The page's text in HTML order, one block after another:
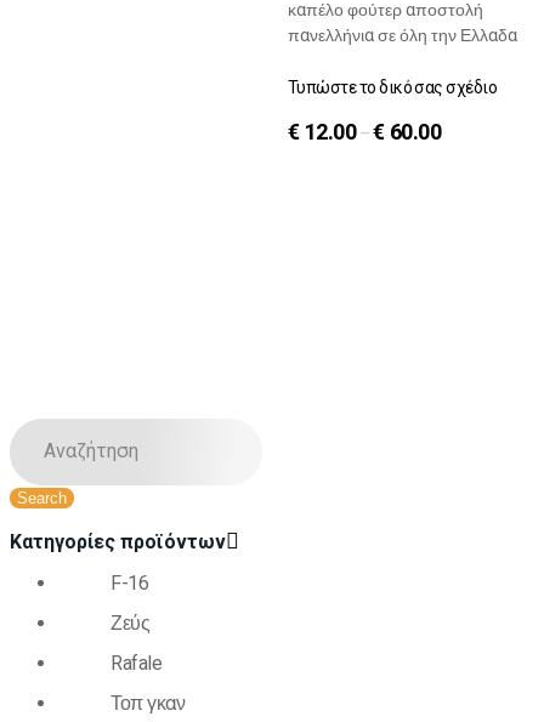
Τυπώστε το δικό σας σχέδιο
€ 12.00–€ 60.00
Κατηγορίες προϊόντων
F-16
Ζεύς
Rafale
Τοπ γκαν